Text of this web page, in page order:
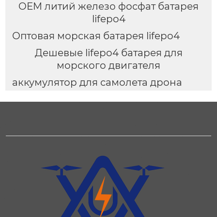
OEM литий железо фосфат батарея
lifepo4
Оптовая морская батарея lifepo4
Дешевые lifepo4 батарея для
морского двигателя
аккумулятор для самолета дрона